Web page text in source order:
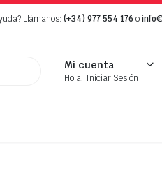
Llámanos:(+34) 977 554 176 o
Mi cuenta
Hola, Iniciar Sesión